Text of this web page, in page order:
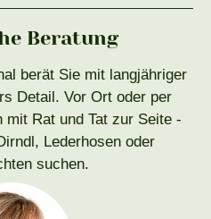
Beratung
berät Sie mit langjähriger
Detail. Vor Ort oder per
mit Rat und Tat zur Seite -
Lederhosen oder
suchen.